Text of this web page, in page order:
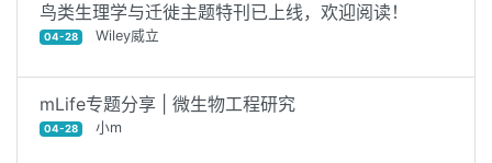
鸟类生理学与迁徙主题特刊已上线，欢迎阅读！
04-28 Wiley威立
mLife专题分享 | 微生物工程研究
04-28 小m